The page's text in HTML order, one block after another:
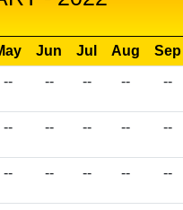
Jun Jul Aug
Sep
-- -- -- -- --
-- -- -- -- --
-- -- -- -- --